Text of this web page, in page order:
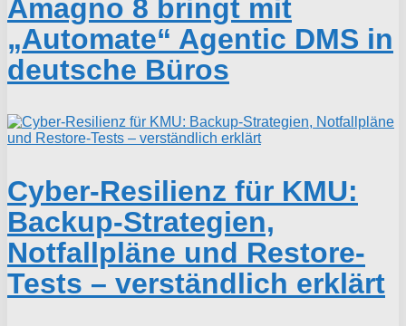
Amagno 8 bringt mit
„Automate“ Agentic DMS in
deutsche Büros
Cyber-Resilienz für KMU:
Backup-Strategien,
Notfallpläne und Restore-
Tests – verständlich erklärt